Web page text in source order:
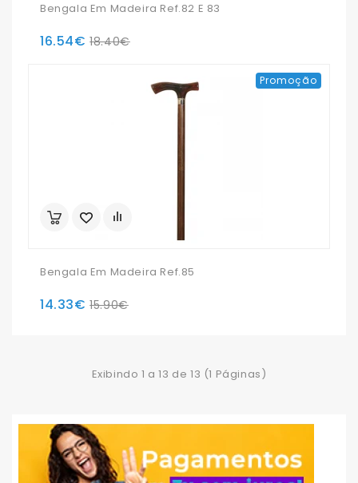
Bengala Em Madeira Ref.82 E 83
16.54€ 18.40€
Promoção
Bengala Em Madeira Ref.85
14.33€ 15.90€
Exibindo 1 a 13 de 13 (1 Páginas)